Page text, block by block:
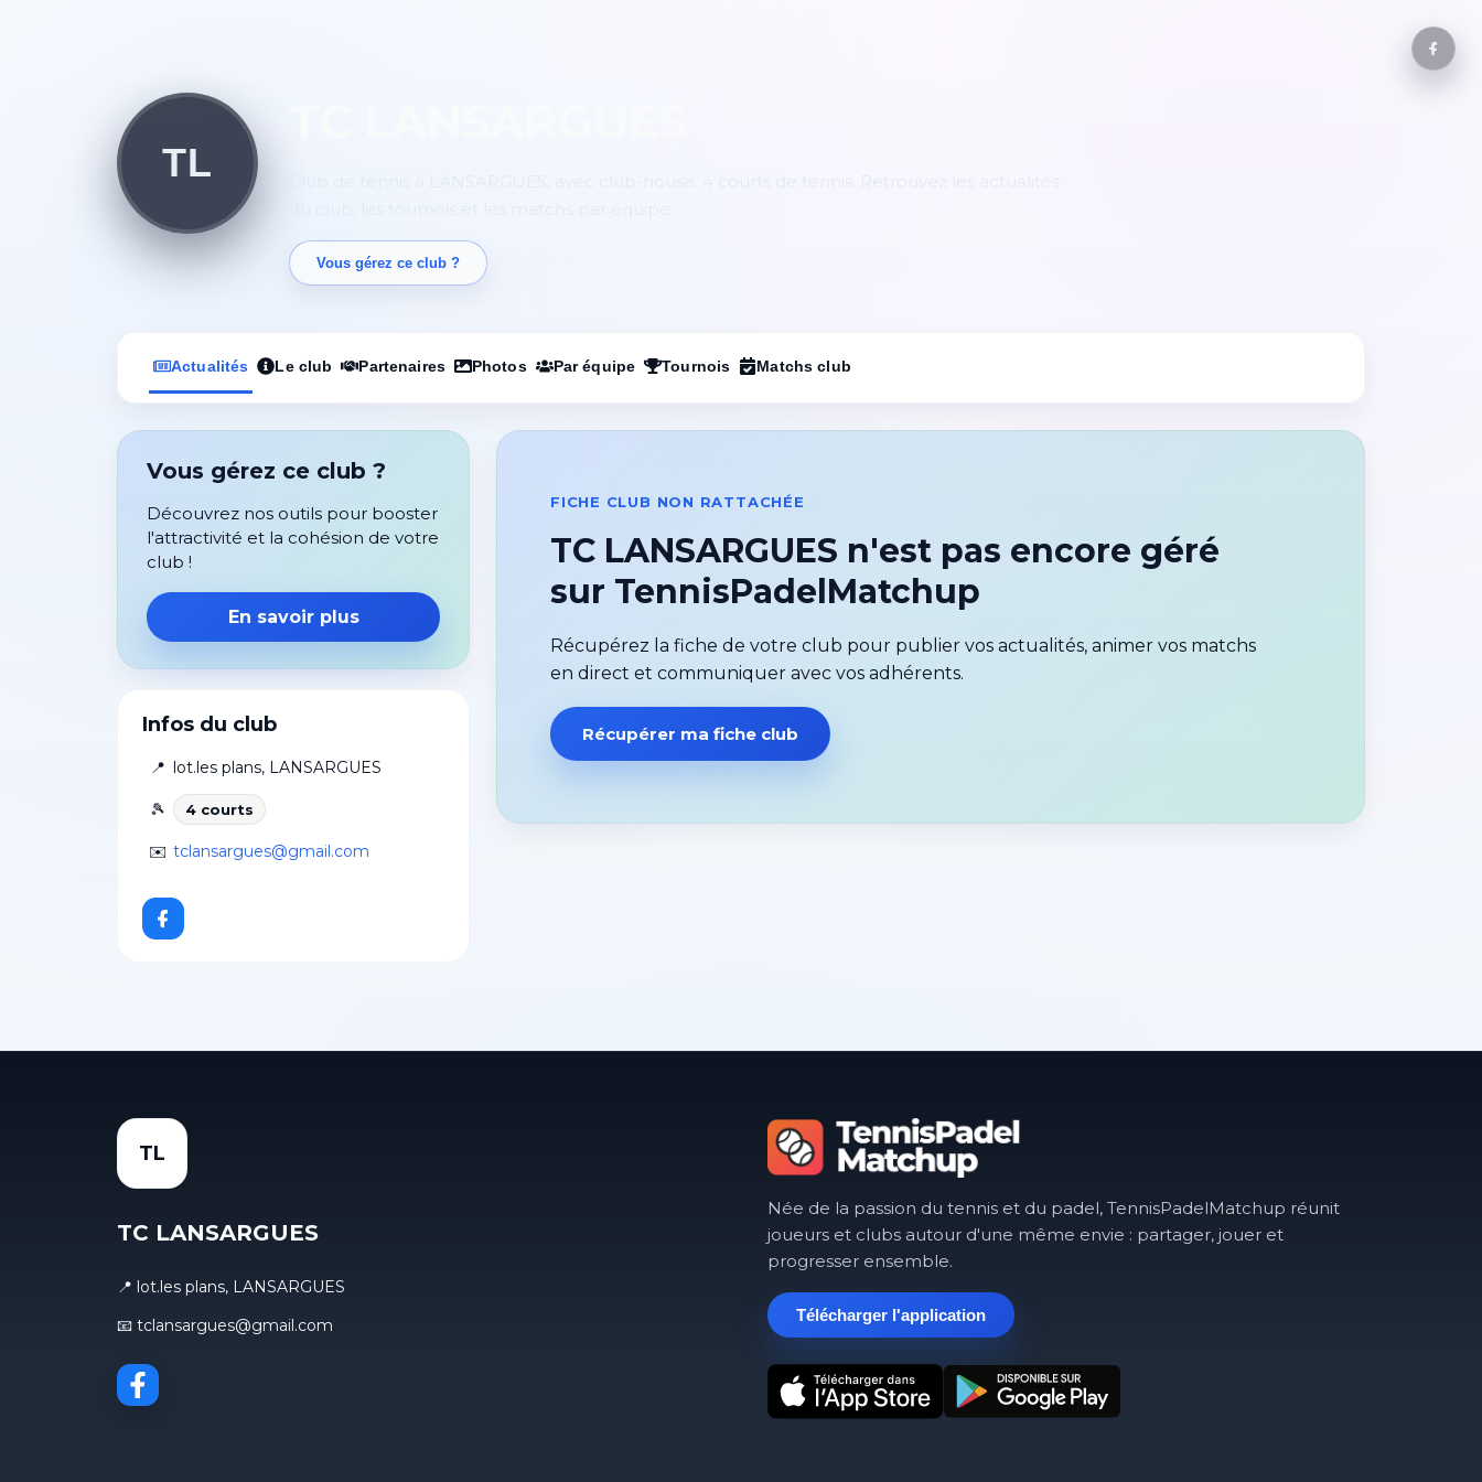
TL
Vous gérez ce club ?
Actualités Le club Partenaires Photos Par équipe Tournois Matchs club
Vous gérez ce club ?
Découvrez nos outils pour booster
l'attractivité et la cohésion de votre
club !
En savoir plus
Infos du club
📍 lot.les plans, LANSARGUES
🎾 4 courts
✉️ tclansargues@gmail.com
FICHE CLUB NON RATTACHÉE
TC LANSARGUES n'est pas encore géré
sur TennisPadelMatchup
Récupérez la fiche de votre club pour publier vos actualités, animer vos matchs
en direct et communiquer avec vos adhérents.
Récupérer ma fiche club
TL
TC LANSARGUES
📍 lot.les plans, LANSARGUES
📧 tclansargues@gmail.com
Née de la passion du tennis et du padel, TennisPadelMatchup réunit
joueurs et clubs autour d'une même envie : partager, jouer et
progresser ensemble.
Télécharger l'application